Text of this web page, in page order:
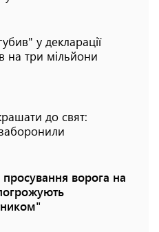
у декларації
на три мільйони
до свят:
просування ворога на